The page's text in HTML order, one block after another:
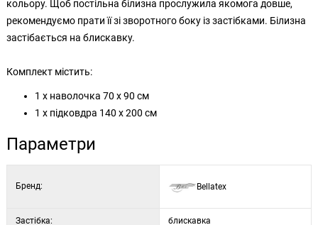
кольору. Щоб постільна білизна прослужила якомога довше,
рекомендуємо прати її зі зворотного боку із застібками. Білизна
застібається на блискавку.
Комплект містить:
1 x наволочка 70 x 90 см
1 x підковдра 140 x 200 см
Параметри
Бренд: Bellatex
Застібка: блискавка